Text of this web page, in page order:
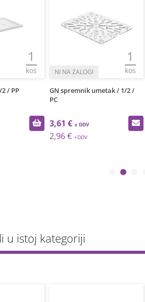
1
kos
/ PP
1
kos
GN spremnik umetak / 1/2 /
PC
3,61 €
2,96 €
u istoj kategoriji